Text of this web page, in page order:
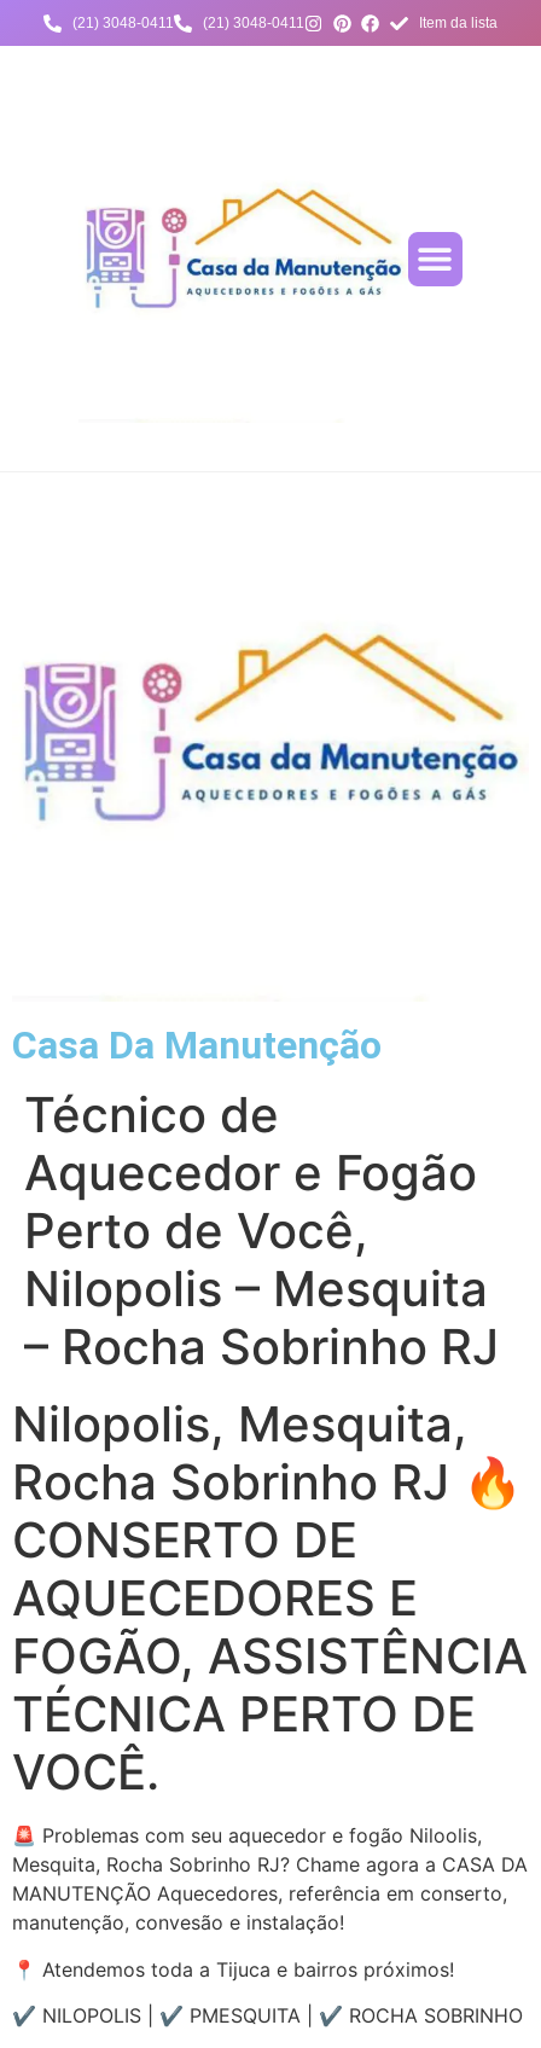
(21) 3048-0411 (21) 3048-0411 Item da lista
Casa Da Manutenção
Técnico de
Aquecedor e Fogão
Perto de Você,
Nilopolis – Mesquita
– Rocha Sobrinho RJ
Nilopolis, Mesquita,
Rocha Sobrinho RJ 🔥
CONSERTO DE
AQUECEDORES E
FOGÃO, ASSISTÊNCIA
TÉCNICA PERTO DE
VOCÊ.
🚨 Problemas com seu aquecedor e fogão Niloolis,
Mesquita, Rocha Sobrinho RJ? Chame agora a CASA DA
MANUTENÇÃO Aquecedores, referência em conserto,
manutenção, convesão e instalação!
📍 Atendemos toda a Tijuca e bairros próximos!
✔ NILOPOLIS | ✔ PMESQUITA | ✔ ROCHA SOBRINHO